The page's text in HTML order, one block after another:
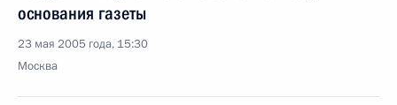
основания газеты
23 мая 2005 года, 15:30
Москва